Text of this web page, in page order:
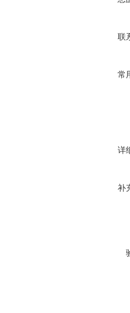
联
常
详
补